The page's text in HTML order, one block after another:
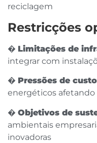
reciclagem
Restricções
� Limitações de
integrar com
� Pressões de
energéticos afetando
� Objetivos de
ambientais
inovadoras